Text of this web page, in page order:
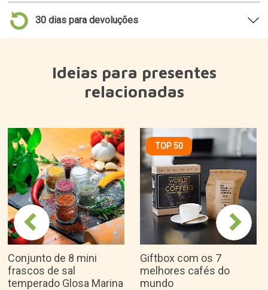
30 dias para devoluções
Ideias para presentes
relacionadas
Conjunto de 8 mini
frascos de sal
temperado Glosa Marina
TOP 50
Giftbox com os 7
melhores cafés do
mundo